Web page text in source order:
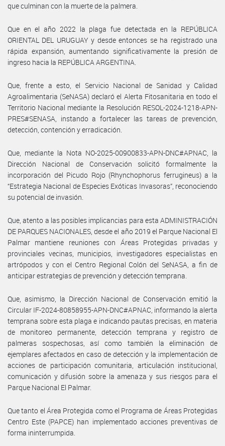
que culminan con la muerte de la palmera.
Que en el año 2022 la plaga fue detectada en la REPÚBLICA
ORIENTAL DEL URUGUAY y desde entonces se ha registrado una
rápida expansión, aumentando significativamente la presión de
ingreso hacia la REPÚBLICA ARGENTINA.
Que, frente a esto, el Servicio Nacional de Sanidad y Calidad
Agroalimentaria (SeNASA) declaró el Alerta Fitosanitaria en todo el
Territorio Nacional mediante la Resolución RESOL-2024-1218-APN-
PRES#SENASA, instando a fortalecer las tareas de prevención,
detección, contención y erradicación.
Que, mediante la Nota NO-2025-00900833-APN-DNC#APNAC, la
Dirección Nacional de Conservación solicitó formalmente la
incorporación del Picudo Rojo (Rhynchophorus ferrugineus) a la
“Estrategia Nacional de Especies Exóticas Invasoras”, reconociendo
su potencial de invasión.
Que, atento a las posibles implicancias para esta ADMINISTRACIÓN
DE PARQUES NACIONALES, desde el año 2019 el Parque Nacional El
Palmar mantiene reuniones con Áreas Protegidas privadas y
provinciales vecinas, municipios, investigadores especialistas en
artrópodos y con el Centro Regional Colón del SeNASA, a fin de
anticipar estrategias de prevención y detección temprana.
Que, asimismo, la Dirección Nacional de Conservación emitió la
Circular IF-2024-80858955-APN-DNC#APNAC, informando la alerta
temprana sobre esta plaga e indicando pautas precisas, en materia
de monitoreo permanente, detección temprana y registro de
palmeras sospechosas, así como también la eliminación de
ejemplares afectados en caso de detección y la implementación de
acciones de participación comunitaria, articulación institucional,
comunicación y difusión sobre la amenaza y sus riesgos para el
Parque Nacional El Palmar.
Que tanto el Área Protegida como el Programa de Áreas Protegidas
Centro Este (PAPCE) han implementado acciones preventivas de
forma ininterrumpida.